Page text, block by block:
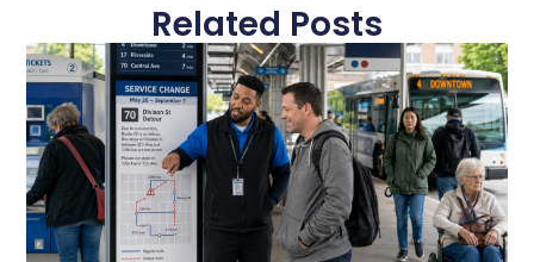
Related Posts